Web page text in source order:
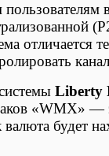
Liberty
«WMX»
будет